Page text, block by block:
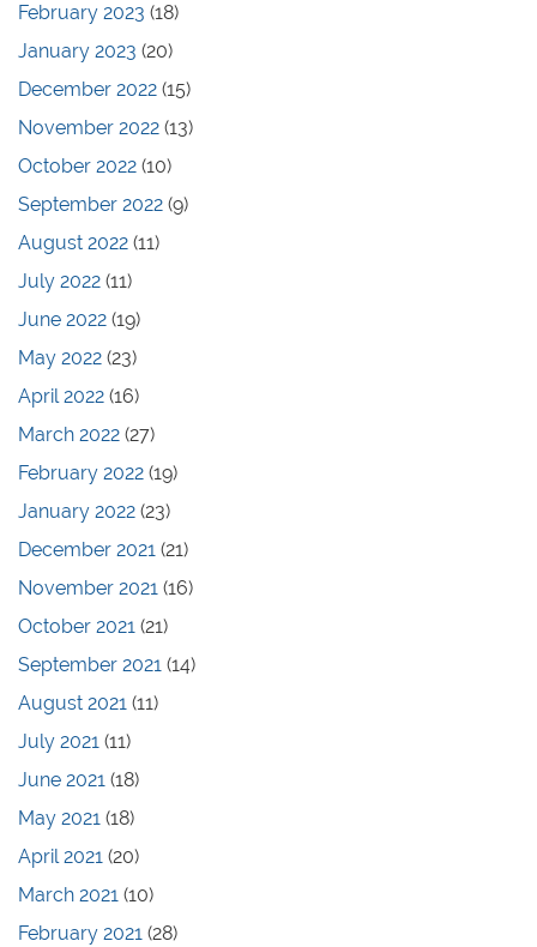
February 2023 (18)
January 2023 (20)
December 2022 (15)
November 2022 (13)
October 2022 (10)
September 2022 (9)
August 2022 (11)
July 2022 (11)
June 2022 (19)
May 2022 (23)
April 2022 (16)
March 2022 (27)
February 2022 (19)
January 2022 (23)
December 2021 (21)
November 2021 (16)
October 2021 (21)
September 2021 (14)
August 2021 (11)
July 2021 (11)
June 2021 (18)
May 2021 (18)
April 2021 (20)
March 2021 (10)
February 2021 (28)